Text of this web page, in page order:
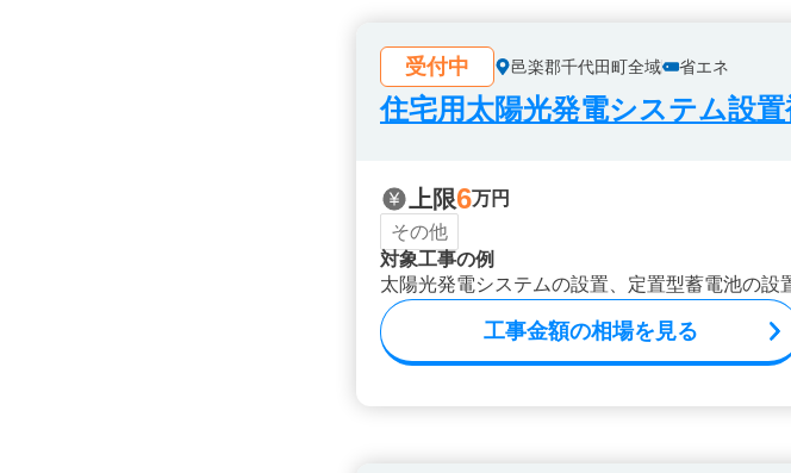
受付中 邑楽郡千代田町全域 省エネ
住宅用太陽光発電システム設
上限6万円
その他
対象工事の例
太陽光発電システムの設置、定置型蓄電池の設
工事金額の相場を見る